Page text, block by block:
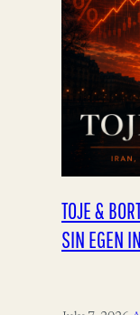
TOJE &
SIN EGEN